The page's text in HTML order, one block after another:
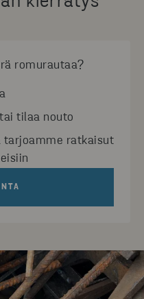
romurautaa?
tilaa nouto
tarjoamme ratkaisut